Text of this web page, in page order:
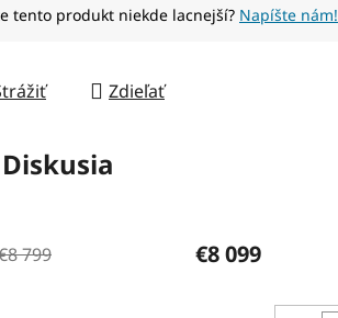
tento produkt niekde lacnejší? Napíšte nám!
Zdieľať
Diskusia
799 €8 099